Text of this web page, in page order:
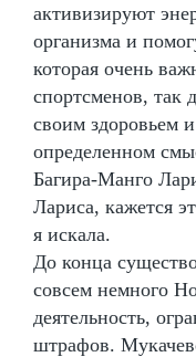
активизируют
организма и
которая очень
спортсменов, так
своим здоровьем
определенном
Багира-Манго
Лариса, кажется
я искала.
До конца
совсем немного
деятельность,
штрафов.